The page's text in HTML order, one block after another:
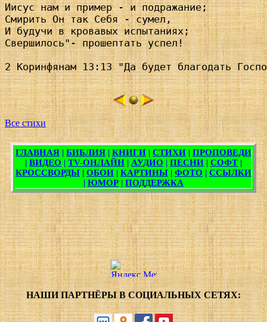
Иисус нам и пример - и подражание;
Смирить Он так Себя - сумел,
И будучи в кровавых испытаниях;
Свершилось"- прошептать успел!
2 Коринфянам 13:13 "Да будет благодать
Все стихи